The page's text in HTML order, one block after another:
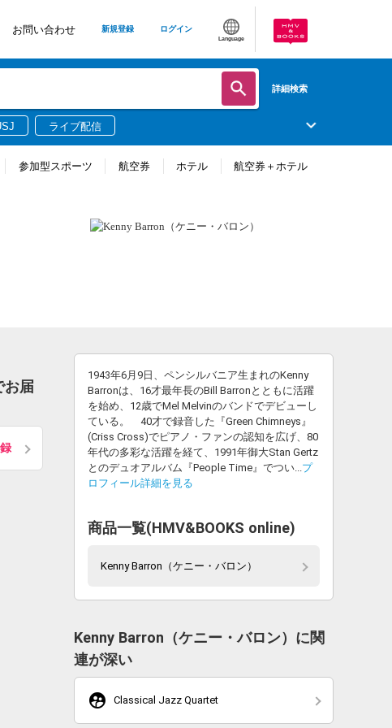
お問い合わせ 新規登録 ログイン
Language
詳細検索
ライブ配信
参加型スポーツ 航空券 ホテル 航空券＋ホテル
お届
1943年6月9日、ペンシルバニア生まれのKenny
Barronは、16才最年長のBill Barronとともに活躍
を始め、12歳でMel Melvinのバンドでデビューし
ている。 40才で録音した『Green Chimneys』
(Criss Cross)でピアノ・ファンの認知を広げ、80
年代の多彩な活躍を経て、1991年御大Stan Gertz
とのデュオアルバム『People Time』でつい...プ
ロフィール詳細を見る
商品一覧(HMV&BOOKS online)
Kenny Barron（ケニー・バロン）
Kenny Barron（ケニー・バロン）に関
連が深い
supervised_user_circle Classical Jazz Quartet